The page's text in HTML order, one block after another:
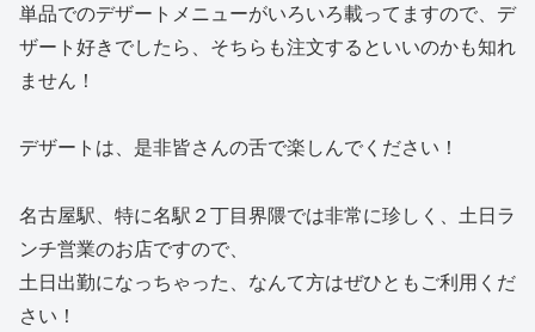
単品でのデザートメニューがいろいろ載ってますので、デ
ザート好きでしたら、そちらも注文するといいのかも知れ
ません！
デザートは、是非皆さんの舌で楽しんでください！
名古屋駅、特に名駅２丁目界隈では非常に珍しく、土日ラ
ンチ営業のお店ですので、
土日出勤になっちゃった、なんて方はぜひともご利用くだ
さい！